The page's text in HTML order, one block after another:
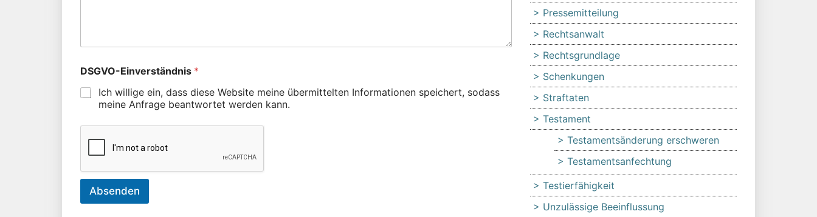
DSGVO-Einverständnis *
Ich willige ein, dass diese Website meine übermittelten Informationen speichert, sodass
meine Anfrage beantwortet werden kann.
Absenden
Pressemitteilung
Rechtsanwalt
Rechtsgrundlage
Schenkungen
Straftaten
Testament
Testamentsänderung erschweren
Testamentsanfechtung
Testierfähigkeit
Unzulässige Beeinflussung